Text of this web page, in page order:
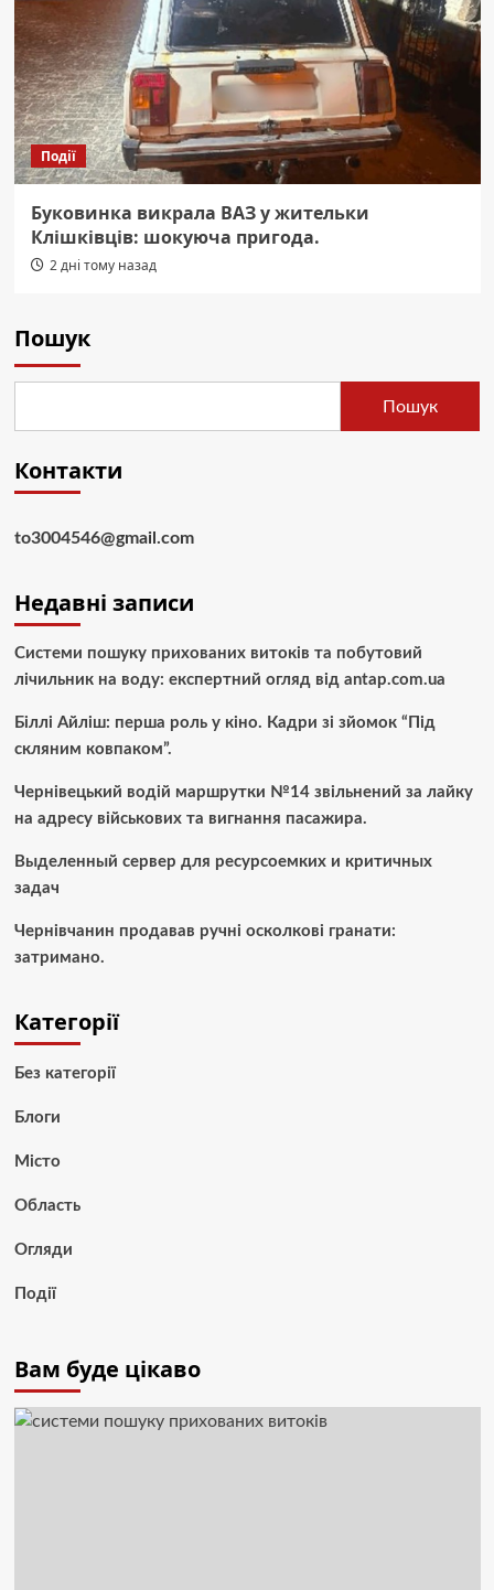
Події
Буковинка викрала ВАЗ у жительки
Клішківців: шокуюча пригода.
2 дні тому назад
Пошук
Пошук
Контакти
to3004546@gmail.com
Недавні записи
Системи пошуку прихованих витоків та побутовий
лічильник на воду: експертний огляд від antap.com.ua
Біллі Айліш: перша роль у кіно. Кадри зі зйомок “Під
скляним ковпаком”.
Чернівецький водій маршрутки №14 звільнений за лайку
на адресу військових та вигнання пасажира.
Выделенный сервер для ресурсоемких и критичных
задач
Чернівчанин продавав ручні осколкові гранати:
затримано.
Категорії
Без категорії
Блоги
Місто
Область
Огляди
Події
Вам буде цікаво